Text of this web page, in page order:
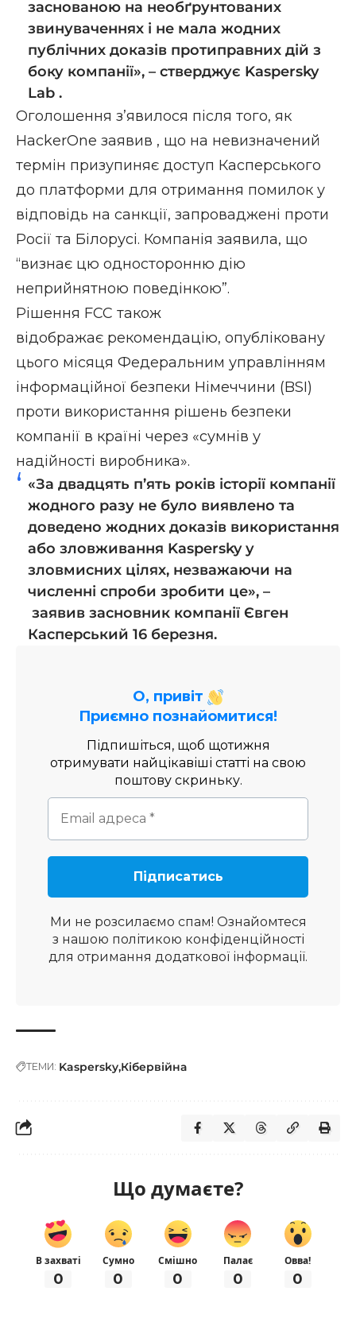
заснованою на необґрунтованих
звинуваченнях і не мала жодних
публічних доказів протиправних дій з
боку компанії», – стверджує Kaspersky
Lab .
Оголошення з’явилося після того, як
HackerOne заявив , що на невизначений
термін призупиняє доступ Касперського
до платформи для отримання помилок у
відповідь на санкції, запроваджені проти
Росії та Білорусі. Компанія заявила, що
“визнає цю односторонню дію
неприйнятною поведінкою”.
Рішення FCC також
відображає рекомендацію, опубліковану
цього місяця Федеральним управлінням
інформаційної безпеки Німеччини (BSI)
проти використання рішень безпеки
компанії в країні через «сумнів у
надійності виробника».
«За двадцять п’ять років історії компанії
жодного разу не було виявлено та
доведено жодних доказів використання
або зловживання Kaspersky у
зловмисних цілях, незважаючи на
численні спроби зробити це», –
заявив засновник компанії Євген
Касперський 16 березня.
О, привіт
Приємно познайомитися!
Підпишіться, щоб щотижня
отримувати найцікавіші статті на свою
поштову скриньку.
Ми не розсилаємо спам! Ознайомтеся
з нашою політикою конфіденційності
для отримання додаткової інформації.
ТЕМИ: Kaspersky Кібервійна
Що думаєте?
В захваті
0
Сумно
0
Смішно
0
Палає
0
Овва!
0